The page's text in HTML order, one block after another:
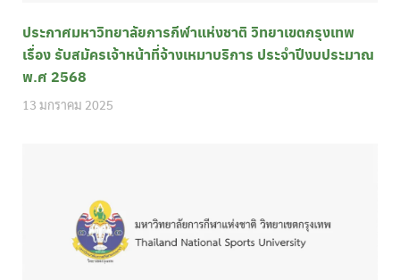
ประกาศมหาวิทยาลัยการกีฬาแห่งชาติ วิทยาเขตกรุงเทพ
เรื่อง รับสมัครเจ้าหน้าที่จ้างเหมาบริการ ประจำปีงบประมาณ
พ.ศ 2568
13 มกราคม 2025